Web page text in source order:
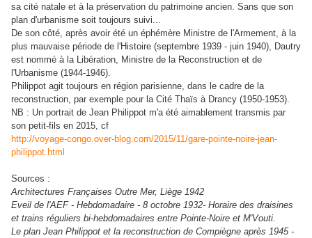
sa cité natale et à la préservation du patrimoine ancien. Sans que son
plan d'urbanisme soit toujours suivi...
De son côté, après avoir été un éphémère Ministre de l'Armement, à la
plus mauvaise période de l'Histoire (septembre 1939 - juin 1940), Dautry
est nommé à la Libération, Ministre de la Reconstruction et de
l'Urbanisme (1944-1946).
Philippot agit toujours en région parisienne, dans le cadre de la
reconstruction, par exemple pour la Cité Thaïs à Drancy (1950-1953).
NB : Un portrait de Jean Philippot m'a été aimablement transmis par
son petit-fils en 2015, cf
http://voyage-congo.over-blog.com/2015/11/gare-pointe-noire-jean-
philippot.html
Sources :
Architectures Françaises Outre Mer, Liège 1942
Eveil de l'AEF - Hebdomadaire - 8 octobre 1932- Horaire des draisines
et trains réguliers bi-hebdomadaires entre Pointe-Noire et M'Vouti.
Le plan Jean Philippot et la reconstruction de Compiègne après 1945 -